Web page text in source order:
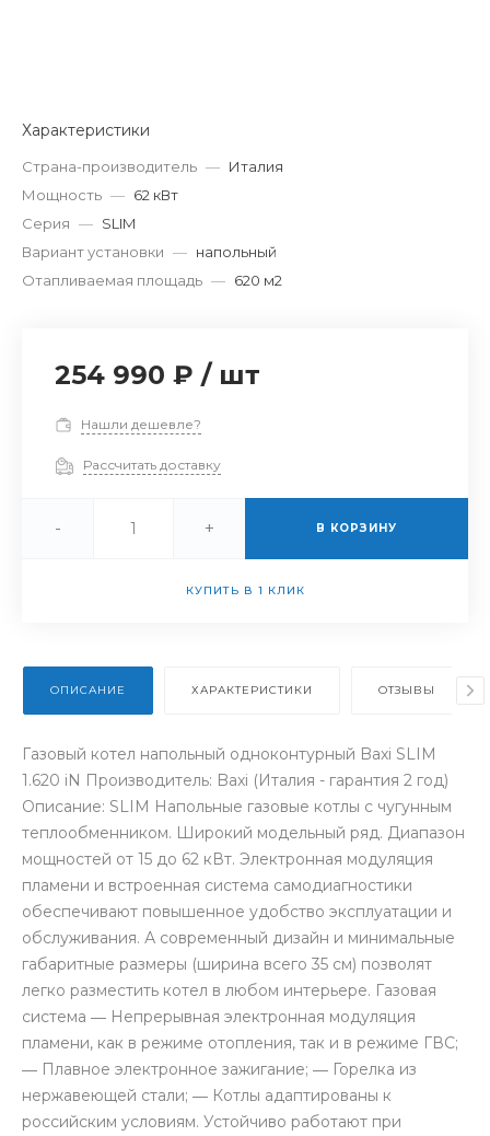
Характеристики
Страна-производитель — Италия
Мощность — 62 кВт
Серия — SLIM
Вариант установки — напольный
Отапливаемая площадь — 620 м2
254 990 ₽ / шт
Нашли дешевле?
Рассчитать доставку
- + В КОРЗИНУ
КУПИТЬ В 1 КЛИК
ОПИСАНИЕ ХАРАКТЕРИСТИКИ ОТЗЫВЫ
Газовый котел напольный одноконтурный Baxi SLIM
1.620 iN Производитель: Baxi (Италия - гарантия 2 год)
Описание: SLIM Напольные газовые котлы с чугунным
теплообменником. Широкий модельный ряд. Диапазон
мощностей от 15 до 62 кВт. Электронная модуляция
пламени и встроенная система самодиагностики
обеспечивают повышенное удобство эксплуатации и
обслуживания. А современный дизайн и минимальные
габаритные размеры (ширина всего 35 см) позволят
легко разместить котел в любом интерьере. Газовая
система ― Непрерывная электронная модуляция
пламени, как в режиме отопления, так и в режиме ГВС;
― Плавное электронное зажигание; ― Горелка из
нержавеющей стали; ― Котлы адаптированы к
российским условиям. Устойчиво работают при